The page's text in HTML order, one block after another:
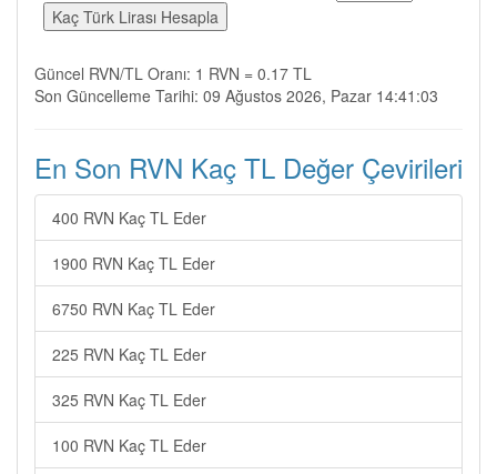
Güncel RVN/TL Oranı: 1 RVN = 0.17 TL
Son Güncelleme Tarihi: 09 Ağustos 2026, Pazar 14:41:03
En Son RVN Kaç TL Değer Çevirileri
400 RVN Kaç TL Eder
1900 RVN Kaç TL Eder
6750 RVN Kaç TL Eder
225 RVN Kaç TL Eder
325 RVN Kaç TL Eder
100 RVN Kaç TL Eder